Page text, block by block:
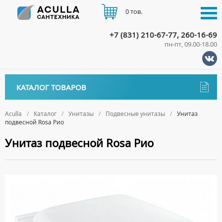
Aculla Каталог Унитазы Подвесные унитазы
Унитаз
подвесной Rosa Рио
Унитаз подвесной Rosa Рио
КАТАЛОГ ТОВАРОВ
ДЕРЖАТЕЛИ
ДИСПЕНСЕРЫ
ПОЛОТЕНЦЕДЕРЖАТЕЛИ
Биде
НАПОЛЬНЫЕ БИДЕ
ПОДВЕСНЫЕ БИДЕ
Ванны
АКРИЛОВЫЕ ВАННЫ
СТАЛЬНЫЕ ВАННЫ
ПОДГОЛОВНИКИ
ВОДОНАГРЕВАТЕЛИ КОМБИНИРОВАННОГО НАГРЕВА
ВОДОНАГРЕВАТЕЛИ КОСВЕННОГО НАГРЕВА
ДУШЕВЫЕ ДВЕРИ
Встройка
+7 (831) 210-67-77, 260-16-69
пн-пт, 09.00-18.00
0 тов.
ДОСТАВКА
ОПЛАТА